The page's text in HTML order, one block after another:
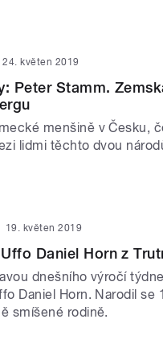
24. květen 2019
Peter Stamm.
menšině v Česku,
lidmi těchto dvou
19. květen 2019
Daniel Horn z
dnešního výročí
Daniel Horn. Narodil se
smíšené rodině.